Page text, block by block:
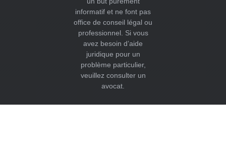
informatif et ne font pas
office de conseil légal ou
professionnel. Si vous
avez besoin d’aide
juridique pour un
problème particulier,
veuillez consulter un
avocat.